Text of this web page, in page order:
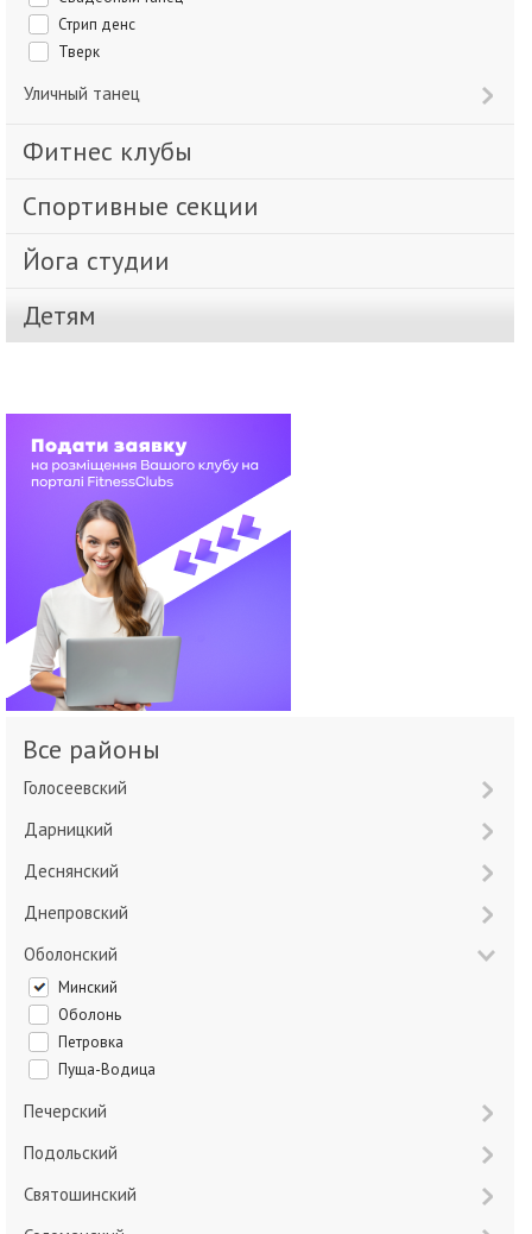
Стрип денс
Тверк
Уличный танец
Фитнес клубы
Спортивные секции
Йога студии
Детям
Все районы
Голосеевский
Дарницкий
Деснянский
Днепровский
Оболонский
Минский
Оболонь
Петровка
Пуща-Водица
Печерский
Подольский
Святошинский